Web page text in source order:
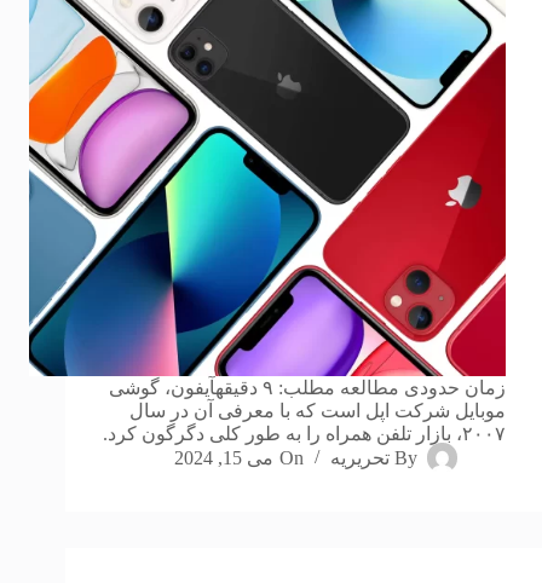
زمان حدودی مطالعه مطلب: ۹ دقیقهآیفون، گوشی
موبایل شرکت اپل است که با معرفی آن در سال
۲۰۰۷، بازار تلفن همراه را به طور کلی دگرگون کرد.
By تحریریه On می 15, 2024